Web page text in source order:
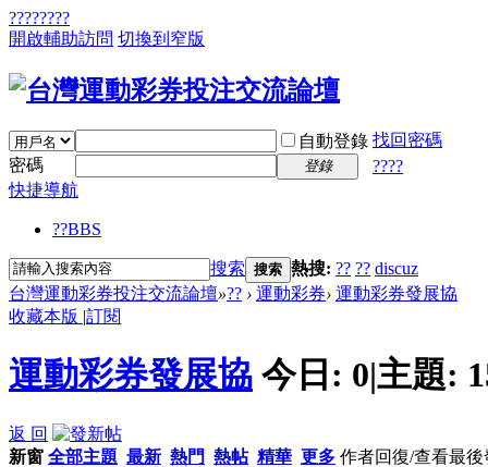
????????
開啟輔助訪問 切換到窄版
自動登錄 找回密碼
密碼
登錄
????
快捷導航
??BBS
搜索 搜索 熱搜: ?? ?? discuz
台灣運動彩券投注交流論壇»?? › 運動彩券› 運動彩券發展協
收藏本版 |訂閱
運動彩券發展協 今日: 0|主題:
返 回
新窗 全部主題 最新 熱門 熱帖 精華 更多 作者回復/查看最後